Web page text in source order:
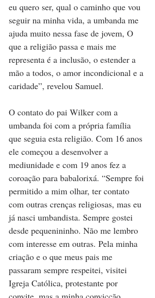
eu quero ser, qual o caminho que vou
seguir na minha vida, a umbanda me
ajuda muito nessa fase de jovem, O
que a religião passa e mais me
representa é a inclusão, o estender a
mão a todos, o amor incondicional e a
caridade”, revelou Samuel.
O contato do pai Wilker com a
umbanda foi com a própria família
que seguia esta religião. Com 16 anos
ele começou a desenvolver a
mediunidade e com 19 anos fez a
coroação para babalorixá. “Sempre foi
permitido a mim olhar, ter contato
com outras crenças religiosas, mas eu
já nasci umbandista. Sempre gostei
desde pequenininho. Não me lembro
com interesse em outras. Pela minha
criação e o que meus pais me
passaram sempre respeitei, visitei
Igreja Católica, protestante por